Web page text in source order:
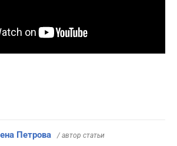
Петрова / автор статьи